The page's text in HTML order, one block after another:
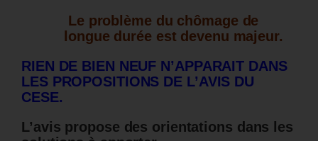
Le problème du chômage de
longue durée est devenu majeur.
RIEN DE BIEN NEUF N’APPARAIT DANS
LES PROPOSITIONS DE L’AVIS DU
CESE.
L’avis propose des orientations dans les